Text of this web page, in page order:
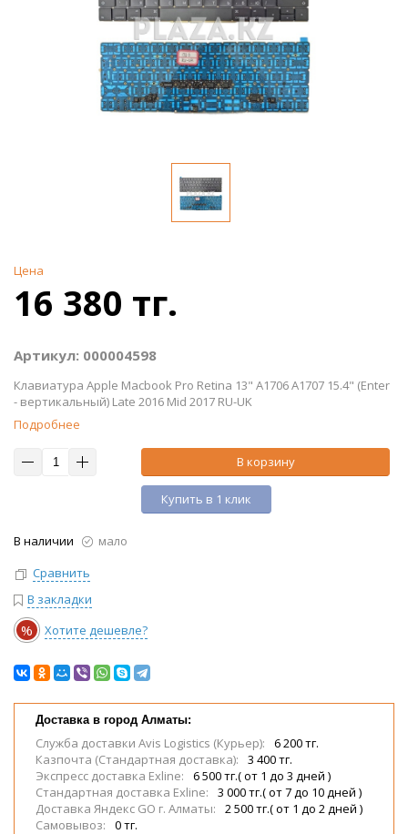
Цена
16 380 тг.
Артикул: 000004598
Клавиатура Apple Macbook Pro Retina 13" A1706 A1707 15.4" (Enter
- вертикальный) Late 2016 Mid 2017 RU-UK
Подробнее
В корзину
Купить в 1 клик
В наличии
мало
Сравнить
В закладки
% Хотите дешевле?
Доставка в город Алматы:
Служба доставки Avis Logistics (Курьер):
6 200 тг.
Казпочта (Стандартная доставка):
3 400 тг.
Экспресс доставка Exline:
6 500 тг.( от 1 до 3 дней )
Стандартная доставка Exline:
3 000 тг.( от 7 до 10 дней )
Доставка Яндекс GO г. Алматы:
2 500 тг.( от 1 до 2 дней )
Самовывоз:
0 тг.